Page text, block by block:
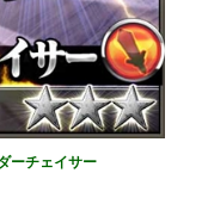
ーチェイサー